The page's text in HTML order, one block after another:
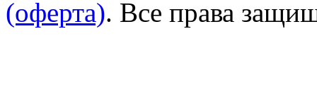
(оферта). Все права